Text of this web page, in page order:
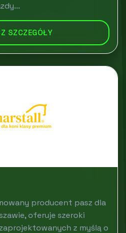
SZCZEGÓŁY
producent pasz dla
oferuje szeroki
z myślą o